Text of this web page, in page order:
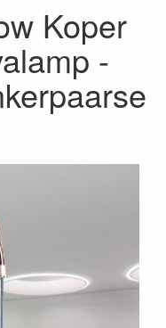
Koper
-